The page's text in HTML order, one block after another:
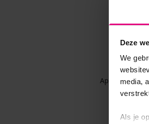
Deze
We
media,
Als je
Application